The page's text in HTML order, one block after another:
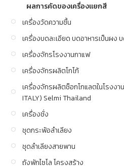
ผลการคัดของเครื่องแยกสี
เครื่องวัดความชื้น
เครื่องบดละเอียด บดอาหารเป็นผง
เครื่องจักรโรงงานกาแฟ
เครื่องจักรผลิตโกโก้
เครื่องจักรผลิตช็อกโกแลตในโรงง
ITALY) Selmi Thailand
เครื่องชั่ง
ชุดกระพ้อลำเลียง
ชุดลำเลียงสายพาน
ถังพักไซโล โครงสร้าง